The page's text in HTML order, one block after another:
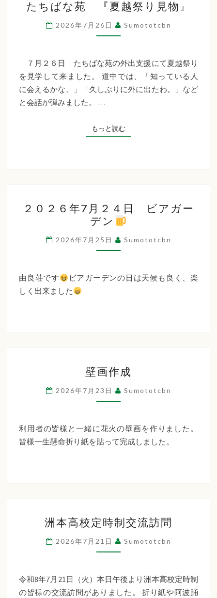
福
祉
会
ち
ば
な
『夏
越
祭
物』
たちばな苑 『夏越祭り見物』
2026年7月26日 Sumototcbn
７月２６日 たちばな苑の外出支援にて夏越祭り
を見学して来ました。 道中では、「知っている人
に会えるかな。」「久しぶりに外に出たわ。」など
と会話が弾みました。 …
もっと読むもっと読む
０
２
６
年
月
ー
ン
２０２６年7月２４日 ビアガー
デン
2026年7月25日 Sumototcbn
由良荘です
ビアガーデンの日は天候も良く、楽
しく出来ました
画
作
成
壁画作成
2026年7月23日 Sumototcbn
利用者の皆様と一緒に花火の壁画を作りました。
皆様一生懸命折り紙を貼って完成しました。
本
高
校
時
制
洲本高校定時制交流訪問
2026年7月21日 Sumototcbn
令和8年7月21日（火）本日午後より洲本高校定時制
の皆様の交流訪問がありました。 折り紙や阿波踊